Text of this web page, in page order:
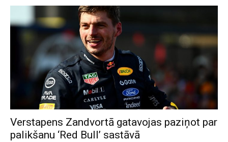
Verstapens Zandvortā gatavojas paziņot par
palikšanu ‘Red Bull’ sastāvā